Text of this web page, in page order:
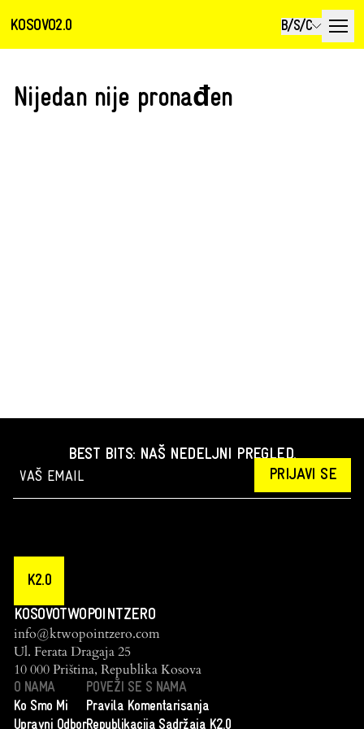
KOSOVO2.0 B/S/C
Nijedan nije pronađen
BEST BITS: NAŠ NEDELJNI PREGLED.
PRIJAVI SE
K2.0
KOSOVOTWOPOINTZERO
info@ktwopointzero.com
Ul. Ferata Dragaja 25
10 000 Priština, Republika Kosova
O NAMA
Ko Smo Mi
Upravni Odbor
POVEŽI SE S NAMA
Pravila Komentarisanja
Republikacija Sadržaja K2.0